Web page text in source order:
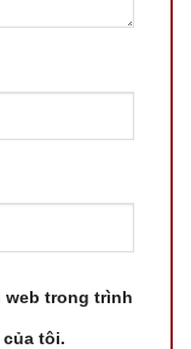
web trong trình
tôi.